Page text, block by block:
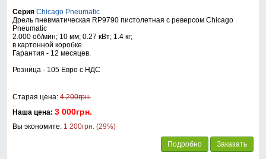
Серия Chicago Pneumatic
Дрель пневматическая RP9790 пистолетная с реверсом Chicago
Pneumatic
2.000 об/мин; 10 мм; 0.27 кВт; 1.4 кг;
в картонной коробке.
Гарантия - 12 месяцев.
Розница - 105 Евро с НДС
Старая цена: 4 200грн.
Наша цена: 3 000грн.
Вы экономите: 1 200грн. (29%)
Подробно Заказать